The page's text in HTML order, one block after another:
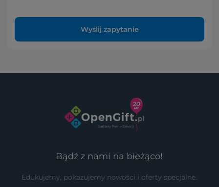
Wyślij zapytanie
Bądź z nami na bieżąco!
Edukujemy, pokazujemy nowości i oferty specjalne.